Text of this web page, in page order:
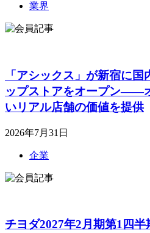
業界
「アシックス」が新宿に
ップストアをオープン――
いリアル店舗の価値を提供
2026年7月31日
企業
チヨダ2027年2月期第1四